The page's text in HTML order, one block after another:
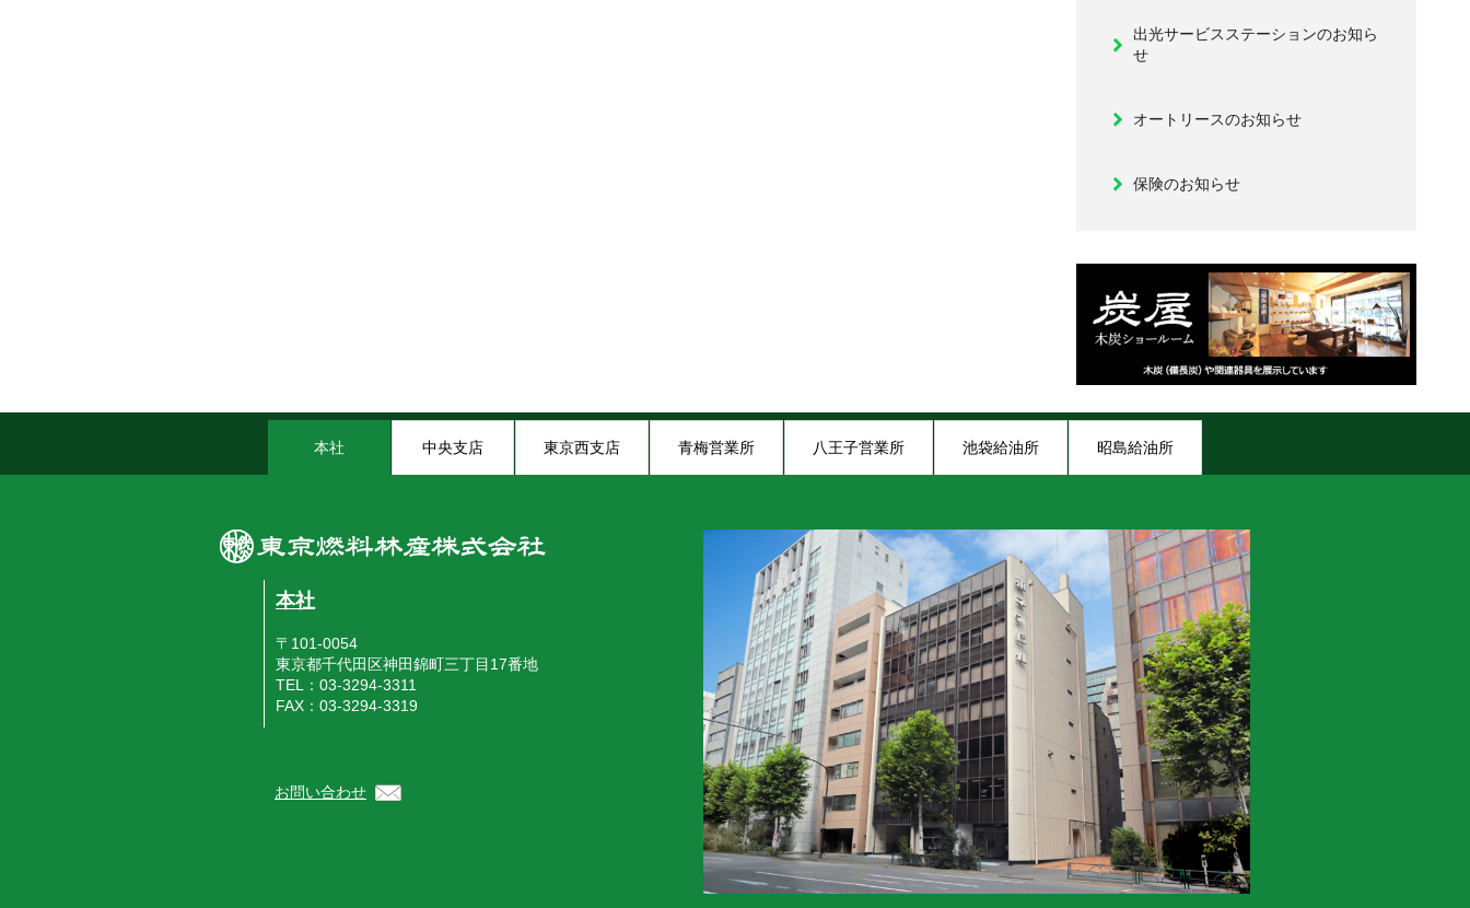
出光サービスステーションのお知ら
せ
オートリースのお知らせ
保険のお知らせ
本社 中央支店 東京西支店 青梅営業所 八王子営業所 池袋給油所 昭島給油所
本社
〒101-0054
東京都千代田区神田錦町三丁目17番地
TEL：03-3294-3311
FAX：03-3294-3319
お問い合わせ